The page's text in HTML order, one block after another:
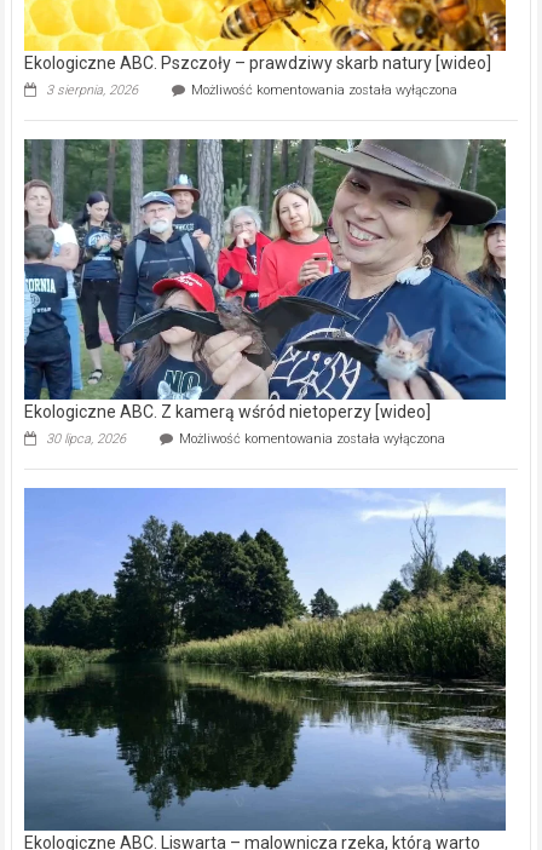
[wideo]
Ekologiczne ABC. Pszczoły – prawdziwy skarb natury [wideo]
3 sierpnia, 2026 Możliwość komentowania Ekologiczne
–
prawdziwy
skarb
natury
[wideo]
została wyłączona
Ekologiczne ABC. Z kamerą wśród nietoperzy [wideo]
30 lipca, 2026 Możliwość komentowania Ekologiczne
kamerą
wśród
została wyłączona
Ekologiczne ABC. Liswarta – malownicza rzeka, którą warto